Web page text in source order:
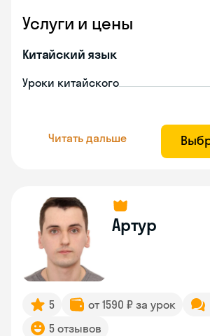
Услуги и цены
Китайский язык
Уроки китайского
Читать дальше
Артур
5 от 1590 ₽ за урок
5 отзывов